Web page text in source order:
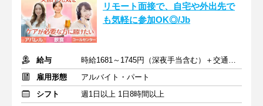
リモート面接で、自宅や外出先で
も気軽に参加OK◎/Jb
給与
時給1681～1745円（深夜手当含む）＋交通費支給
雇用形態
アルバイト・パート
シフト
週1日以上 1日8時間以上